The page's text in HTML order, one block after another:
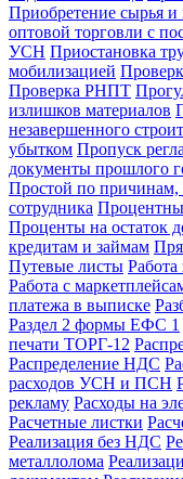
Приобретение сырья и
оптовой торговли с
УСН Приостановка
мобилизацией
Проверка РНПТ
излишков материалов
незавершенного
убытком Пропуск
документы прошлого
Простой по причинам,
сотрудника
Проценты на остаток
кредитам и займам
Путевые листы
Работа с
платежа в выписке
Раздел 2 формы ЕФС 1
печати ТОРГ-12
Распределение НДС
расходов УСН и ПСН
рекламу Расходы на
Расчетные листки
Реализация без НДС
металлолома